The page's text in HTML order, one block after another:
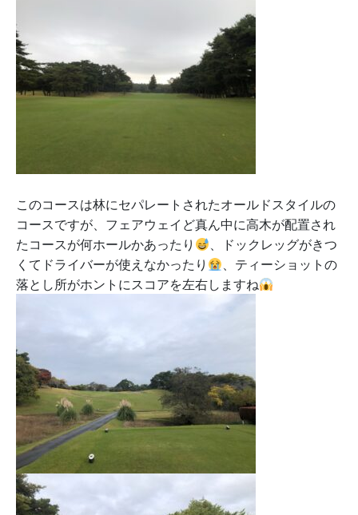
このコースは林にセパレートされたオールドスタイルの
コースですが、フェアウェイど真ん中に高木が配置され
たコースが何ホールかあったり
、ドックレッグがきつ
くてドライバーが使えなかったり
、ティーショットの
落とし所がホントにスコアを左右しますね